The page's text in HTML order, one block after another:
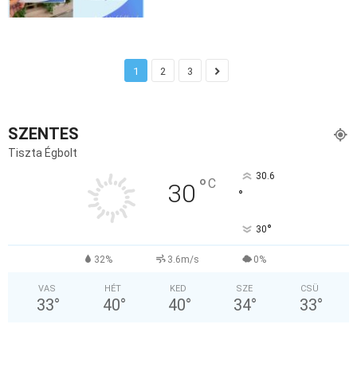
1 2 3
SZENTES
Tiszta Égbolt
30 °C 30.6
°
30°
32% 3.6m/s 0%
VAS
33°
HÉT
40°
KED
40°
SZE
34°
CSÜ
33°